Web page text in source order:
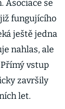
Asociace se
fungujícího
ještě jedna
nahlas, ale
vstup
završily
let.